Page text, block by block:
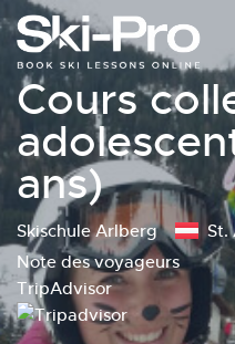
Cours
ans)
Skischule Arlberg
St.
Note des voyageurs
TripAdvisor